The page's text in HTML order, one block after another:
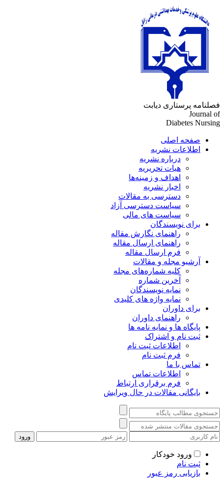
پرستاری دیابت
Journal
Diabetes
صفحه اصلی
اطلاعات نشریه
درباره نشریه
هیات تحریریه
اهداف و زمینه‌ها
اخبار نشریه
دسترسی به مقالات
سیاست دسترسی آزاد
سیاست های مالی
برای نویسندگان
راهنمای نگارش مقاله
راهنمای ارسال مقاله
فرم ارسال مقاله
آرشیو مجله و مقالات
کلیه شماره‌های مجله
آخرین شماره
نمایه نویسندگان
نمایه واژه های کلیدی
برای داوران
راهنمای داوران
پایگاه ها و نمایه نامه ها
ثبت نام و اشتراک
اطلاعات ثبت نام
فرم ثبت نام
تماس با ما
اطلاعات تماس
فرم برقراری ارتباط
بایگانی مقالات در حال ویرایش
ورود خودکار
ثبت نام
بازیابی رمز عبور